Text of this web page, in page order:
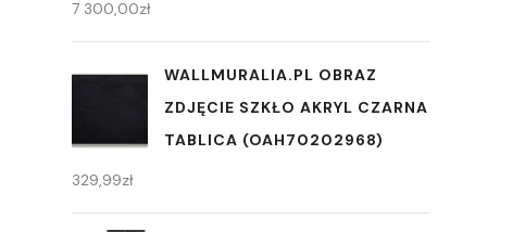
7 300,00zł
WALLMURALIA.PL OBRAZ
ZDJĘCIE SZKŁO AKRYL CZARNA
TABLICA (OAH70202968)
329,99zł